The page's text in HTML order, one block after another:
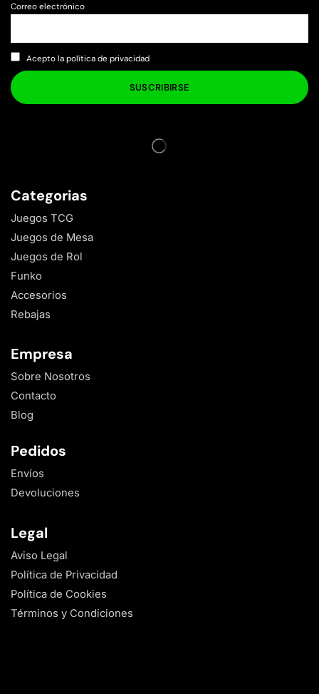
Correo electrónico
Acepto la política de privacidad
Categorias
Juegos TCG
Juegos de Mesa
Juegos de Rol
Funko
Accesorios
Rebajas
Empresa
Sobre Nosotros
Contacto
Blog
Pedidos
Envíos
Devoluciones
Legal
Aviso Legal
Política de Privacidad
Política de Cookies
Términos y Condiciones